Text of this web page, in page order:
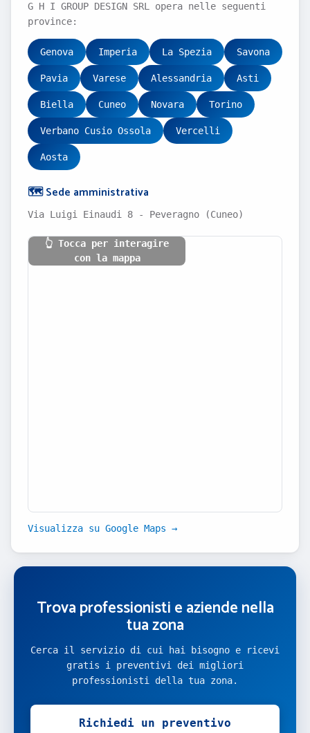
G H I GROUP DESIGN SRL opera nelle seguenti
province:
Genova Imperia La Spezia Savona
Pavia Varese Alessandria Asti
Biella Cuneo Novara Torino
Verbano Cusio Ossola Vercelli
Aosta
🗺️ Sede amministrativa
Via Luigi Einaudi 8 - Peveragno (Cuneo)
👆 Tocca per interagire
con la mappa
Visualizza su Google Maps →
Trova professionisti e aziende nella
tua zona
Cerca il servizio di cui hai bisogno e ricevi
gratis i preventivi dei migliori
professionisti della tua zona.
Richiedi un preventivo